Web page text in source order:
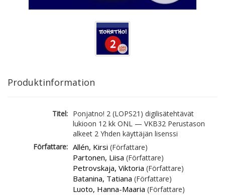
Produktinformation
Titel: Ponjatno! 2 (LOPS21) digilisätehtävät
lukioon 12 kk ONL — VKB32 Perustason
alkeet 2 Yhden käyttäjän lisenssi
Författare: Allén, Kirsi (Författare)
Partonen, Liisa (Författare)
Petrovskaja, Viktoria (Författare)
Batanina, Tatiana (Författare)
Luoto, Hanna-Maaria (Författare)